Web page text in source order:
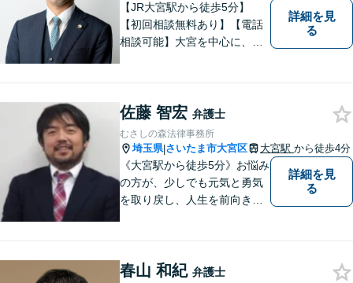
【JR大宮駅から徒歩5分】
【初回相談無料あり】【電話
相談可能】大宮を中心に、さ
市、所沢市等の方々からご相
談いただいております。
詳細を見
る
佐藤 智宏 弁護士
むさしの森法律事務所
埼玉県|さいたま市大宮区 大宮駅 から徒歩4分
《大宮駅から徒歩5分》お悩み
の方が、少しでも元気と勇気
を取り戻し、人生を前向きに
詳細を見
る
春山 和紀 弁護士